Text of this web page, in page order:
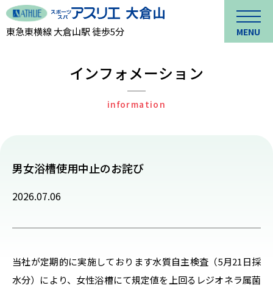
東急東横線 大倉山駅 徒歩5分 MENU
インフォメーション
information
男女浴槽使用中止のお詫び
2026.07.06
当社が定期的に実施しております水質自主検査（5月21日採
水分）により、女性浴槽にて規定値を上回るレジオネラ属菌